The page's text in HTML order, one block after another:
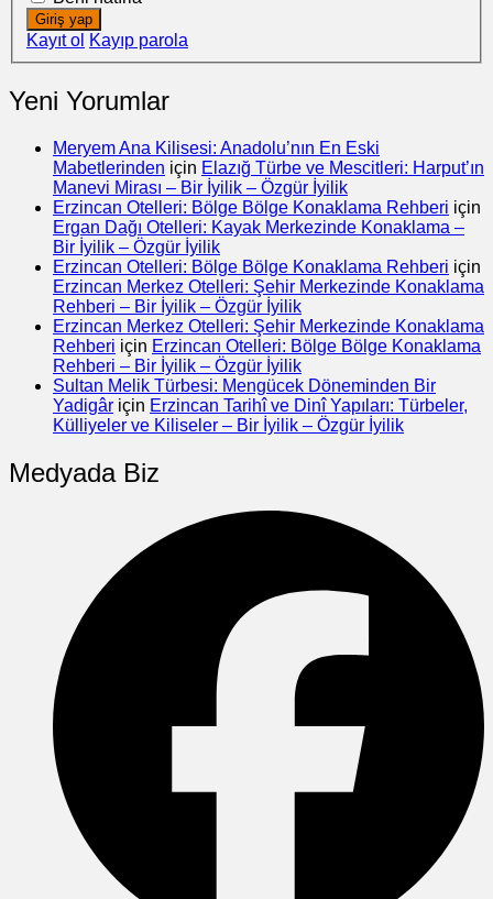
Giriş yap
Kayıt ol Kayıp parola
Yeni Yorumlar
Meryem Ana Kilisesi: Anadolu’nın En Eski
Mabetlerinden için Elazığ Türbe ve Mescitleri: Harput’ın
Manevi Mirası – Bir İyilik – Özgür İyilik
Erzincan Otelleri: Bölge Bölge Konaklama Rehberi için
Ergan Dağı Otelleri: Kayak Merkezinde Konaklama –
Bir İyilik – Özgür İyilik
Erzincan Otelleri: Bölge Bölge Konaklama Rehberi için
Erzincan Merkez Otelleri: Şehir Merkezinde Konaklama
Rehberi – Bir İyilik – Özgür İyilik
Erzincan Merkez Otelleri: Şehir Merkezinde Konaklama
Rehberi için Erzincan Otelleri: Bölge Bölge Konaklama
Rehberi – Bir İyilik – Özgür İyilik
Sultan Melik Türbesi: Mengücek Döneminden Bir
Yadigâr için Erzincan Tarihî ve Dinî Yapıları: Türbeler,
Külliyeler ve Kiliseler – Bir İyilik – Özgür İyilik
Medyada Biz